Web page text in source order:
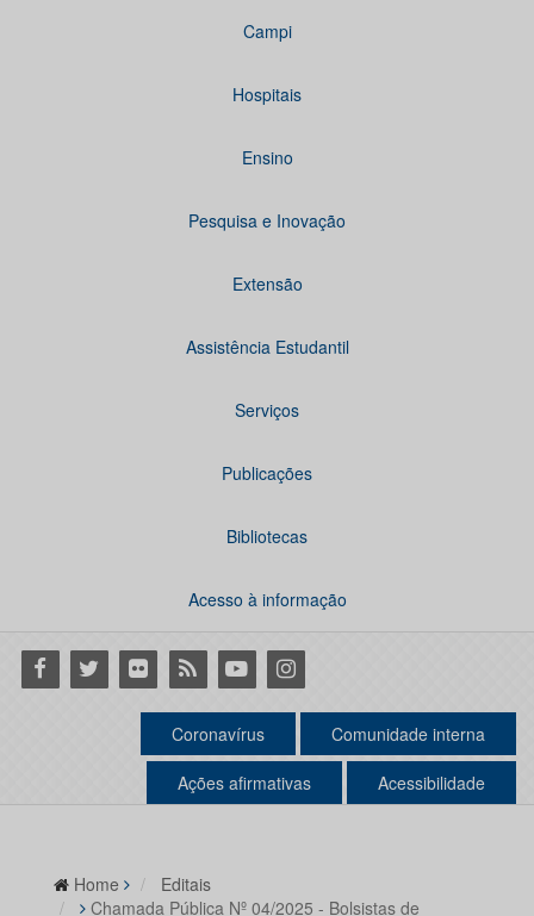
Campi
Hospitais
Ensino
Pesquisa e Inovação
Extensão
Assistência Estudantil
Serviços
Publicações
Bibliotecas
Acesso à informação
Facebook
Twitter Flickr RSS YoutubeInstagram
Coronavírus Comunidade interna
Ações afirmativas Acessibilidade
Home
Editais
Chamada Pública Nº 04/2025 - Bolsistas de